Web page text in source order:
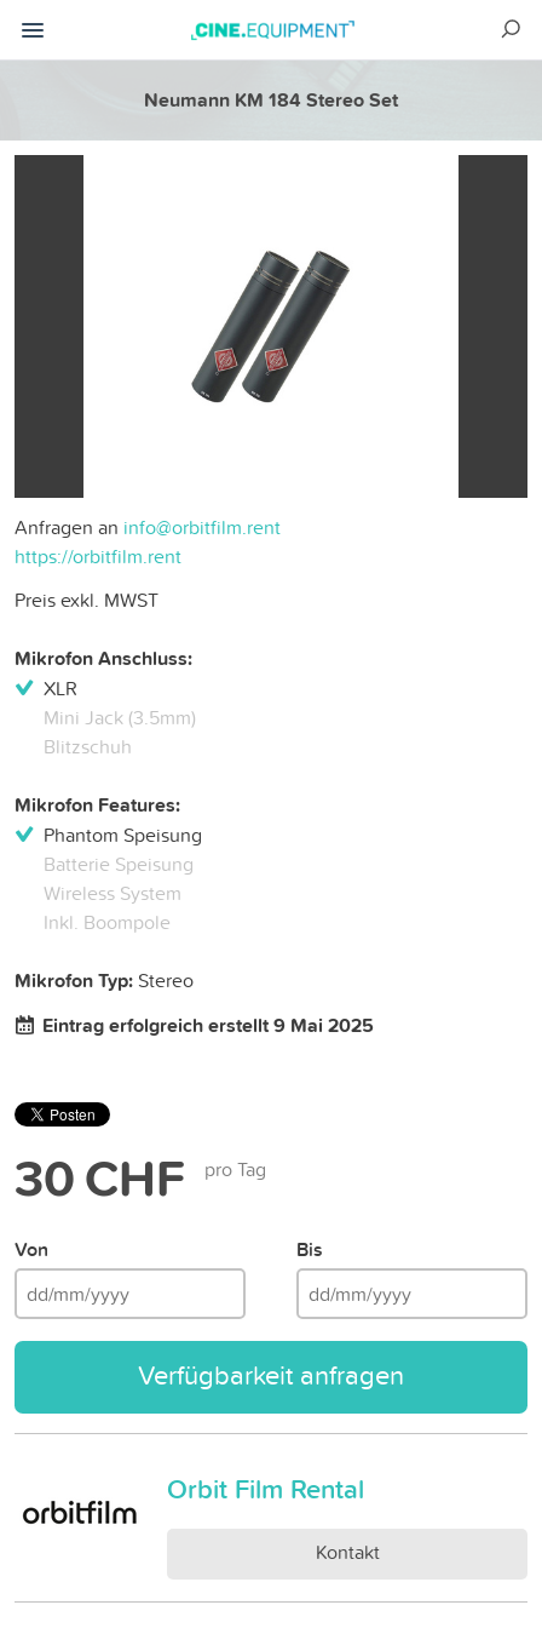
Neumann KM 184 Stereo Set
Anfragen an info@orbitfilm.rent
https://orbitfilm.rent
Preis exkl. MWST
Mikrofon Anschluss:
XLR
Mini Jack (3.5mm)
Blitzschuh
Mikrofon Features:
Phantom Speisung
Batterie Speisung
Wireless System
Inkl. Boompole
Mikrofon Typ: Stereo
Eintrag erfolgreich erstellt 9 Mai 2025
30 CHF pro Tag
Von Bis
Verfügbarkeit anfragen
Orbit Film Rental
Kontakt